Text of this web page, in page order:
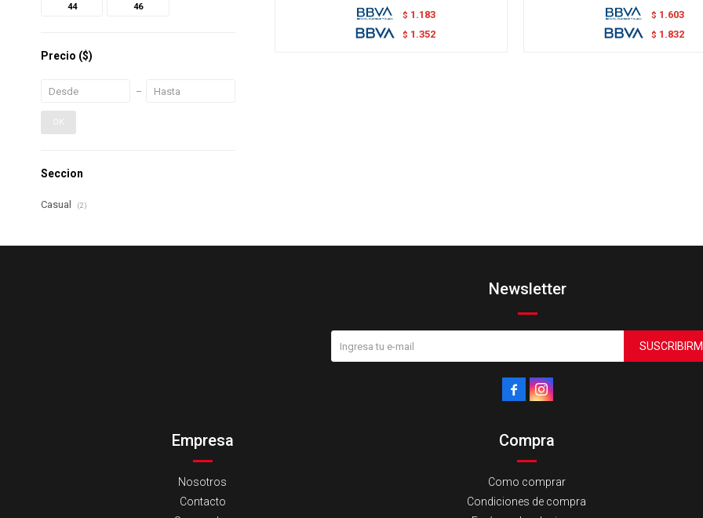
$ 1.183
$ 1.352
$ 1.603
$ 1.832
44 46
Precio ($)
OK
Seccion
Casual (2)
Empresa
Nosotros
Contacto
Compra
Como comprar
Condiciones de compra
Newsletter
 